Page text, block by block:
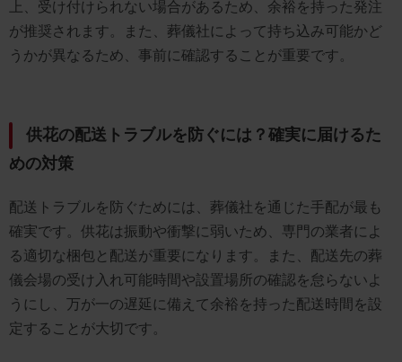
上、受け付けられない場合があるため、余裕を持った発注
が推奨されます。また、葬儀社によって持ち込み可能かど
うかが異なるため、事前に確認することが重要です。
供花の配送トラブルを防ぐには？確実に届けるた
めの対策
配送トラブルを防ぐためには、葬儀社を通じた手配が最も
確実です。供花は振動や衝撃に弱いため、専門の業者によ
る適切な梱包と配送が重要になります。また、配送先の葬
儀会場の受け入れ可能時間や設置場所の確認を怠らないよ
うにし、万が一の遅延に備えて余裕を持った配送時間を設
定することが大切です。